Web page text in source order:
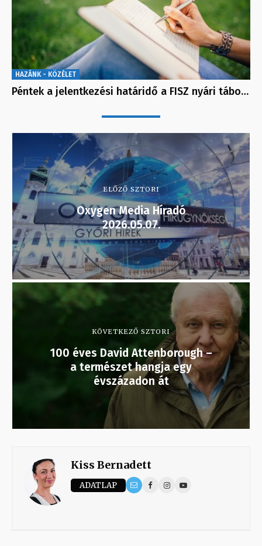
HAZÁNK - KÖZÉLET
Péntek a jelentkezési határidő a FISZ nyári tábo…
ELŐZŐ SZTORI
Oxygen Media Híradó
2026.05.07.
KÖVETKEZŐ SZTORI
100 éves David Attenborough –
a természet hangja egy
évszázadon át
Kiss Bernadett
ADATLAP